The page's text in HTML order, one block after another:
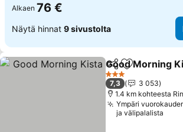
Alkaen 76 €
Näytä hinnat 9 sivustolta
Jaa Lisää
Good Morning
3 Tähtiluokitus
7,3
3 053
1.4 km kohteesta
Ympäri
ja välipalalista